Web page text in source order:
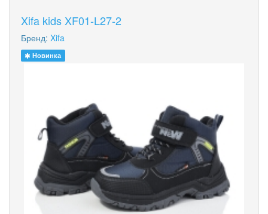
Xifa kids XF01-L27-2
Бренд: Xifa
Новинка